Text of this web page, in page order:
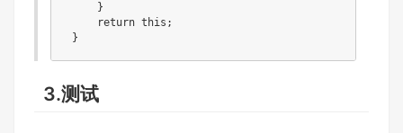
     }
     return this;
}
3.测试